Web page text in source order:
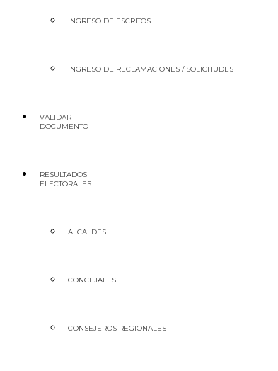
INGRESO DE ESCRITOS
INGRESO DE RECLAMACIONES / SOLICITUDES
VALIDAR
DOCUMENTO
RESULTADOS
ELECTORALES
ALCALDES
CONCEJALES
CONSEJEROS REGIONALES